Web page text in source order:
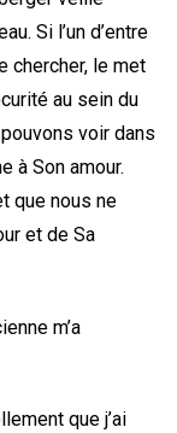
Si l’un d’entre
chercher, le met
au sein du
voir dans
à Son amour.
que nous ne
et de Sa
m’a
que j’ai